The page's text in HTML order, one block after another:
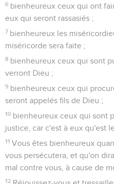
6 bienheureux ceux qui ont
eux qui seront rassasiés ;
7 bienheureux les
miséricorde sera faite ;
8 bienheureux ceux qui sont
verront Dieu ;
9 bienheureux ceux qui
seront appelés fils de Dieu ;
10 bienheureux ceux qui sont
justice, car c'est à eux qu'est
11 Vous êtes bienheureux
vous persécutera, et qu'on
mal contre vous, à cause de
12